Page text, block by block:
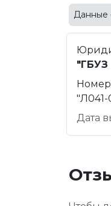
Данные
"Л041-
Дата